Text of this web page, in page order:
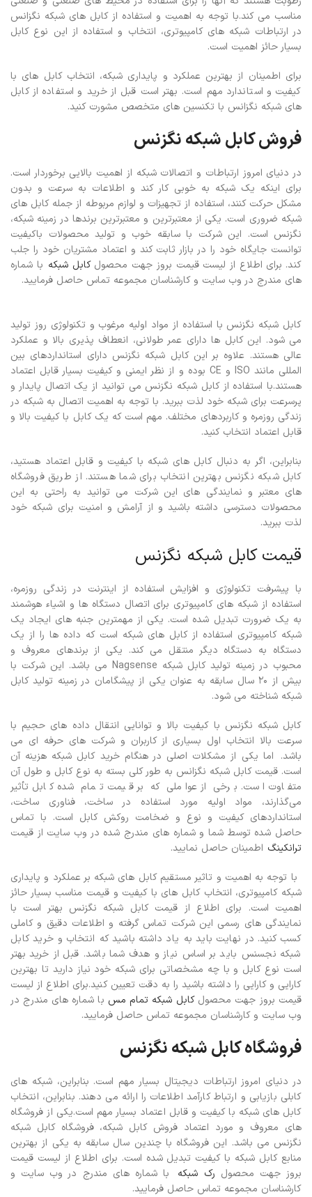
مناسب می کند.با توجه به اهمیت و استفاده از کابل های شبکه نگزانس
در ارتباطات شبکه های کامپیوتری، انتخاب و استفاده از این نوع کابل
بسیار حائز اهمیت است.
برای اطمینان از بهترین عملکرد و پایداری شبکه، انتخاب کابل های با
کیفیت و استاندارد مهم است. بهتر است قبل از خرید و استفاده از کابل
های شبکه نگزانس با تکنسین های متخصص مشورت کنید.
فروش کابل شبکه نگزنس
در دنیای امروز ارتباطات و اتصالات شبکه از اهمیت بالایی برخوردار است.
برای اینکه یک شبکه به خوبی کار کند و اطلاعات به سرعت و بدون
مشکل حرکت کنند، استفاده از تجهیزات و لوازم مربوطه از جمله کابل های
شبکه ضروری است. یکی از معتبرترین و معتبرترین برندها در زمینه شبکه،
نگزنس است. این شرکت با سابقه خوب و تولید محصولات باکیفیت
توانست جایگاه خود را در بازار ثابت کند و اعتماد مشتریان خود را جلب
کند. برای اطلاع از لیست قیمت بروز جهت محصولکابل شبکه با شماره
های مندرج در وب سایت و کارشناسان مجموعه تماس حاصل فرمایید.
کابل شبکه نگزنس با استفاده از مواد اولیه مرغوب و تکنولوژی روز تولید
می شود. این کابل ها دارای عمر طولانی، انعطاف پذیری بالا و عملکرد
عالی هستند. علاوه بر این کابل شبکه نگزنس دارای استانداردهای بین
المللی مانند ISO و CE بوده و از نظر ایمنی و کیفیت بسیار قابل اعتماد
هستند.با استفاده از کابل شبکه نگزنس می توانید از یک اتصال پایدار و
پرسرعت برای شبکه خود لذت ببرید. با توجه به اهمیت اتصال به شبکه در
زندگی روزمره و کاربردهای مختلف. مهم است که یک کابل با کیفیت بالا و
قابل اعتماد انتخاب کنید.
بنابراین، اگر به دنبال کابل های شبکه با کیفیت و قابل اعتماد هستید،
کابل شبکه نگزنس بهترین انتخاب برای شما هستند. از طریق فروشگاه
های معتبر و نمایندگی های این شرکت می توانید به راحتی به این
محصولات دسترسی داشته باشید و از آرامش و امنیت برای شبکه خود
لذت ببرید.
قیمت کابل شبکه نگزنس
با پیشرفت تکنولوژی و افزایش استفاده از اینترنت در زندگی روزمره،
استفاده از شبکه های کامپیوتری برای اتصال دستگاه ها و اشیاء هوشمند
به یک ضرورت تبدیل شده است. یکی از مهمترین جنبه های ایجاد یک
شبکه کامپیوتری استفاده از کابل های شبکه است که داده ها را از یک
دستگاه به دستگاه دیگر منتقل می کند. یکی از برندهای معروف و
محبوب در زمینه تولید کابل شبکه Nagsense می باشد. این شرکت با
بیش از 20 سال سابقه به عنوان یکی از پیشگامان در زمینه تولید کابل
شبکه شناخته می شود.
کابل شبکه نگزنس با کیفیت بالا و توانایی انتقال داده های حجیم با
سرعت بالا انتخاب اول بسیاری از کاربران و شرکت های حرفه ای می
باشد. اما یکی از مشکلات اصلی در هنگام خرید کابل شبکه هزینه آن
است. قیمت کابل شبکه نگزانس به طور کلی بسته به نوع کابل و طول آن
متفاوت است. برخی از عواملی که بر قیمت تمام شده کابل تأثیر
می‌گذارند، مواد اولیه مورد استفاده در ساخت، فناوری ساخت،
استانداردهای کیفیت و نوع و ضخامت روکش کابل است. با تماس
حاصل شده توسط شما و شماره های مندرج شده در وب سایت از قیمت
ترانکینگ اطمینان حاصل نمایید.
با توجه به اهمیت و تاثیر مستقیم کابل های شبکه بر عملکرد و پایداری
شبکه کامپیوتری، انتخاب کابل های با کیفیت و قیمت مناسب بسیار حائز
اهمیت است. برای اطلاع از قیمت کابل شبکه نگزنس بهتر است با
نمایندگی های رسمی این شرکت تماس گرفته و اطلاعات دقیق و کاملی
کسب کنید. در نهایت باید به یاد داشته باشید که انتخاب و خرید کابل
شبکه نجسنس باید بر اساس نیاز و هدف شما باشد. قبل از خرید بهتر
است نوع کابل و با چه مشخصاتی برای شبکه خود نیاز دارید تا بهترین
کارایی و کارایی را داشته باشید را به دقت تعیین کنید.برای اطلاع از لیست
قیمت بروز جهت محصولکابل شبکه تمام مس با شماره های مندرج در
وب سایت و کارشناسان مجموعه تماس حاصل فرمایید.
فروشگاه کابل شبکه نگزنس
در دنیای امروز ارتباطات دیجیتال بسیار مهم است. بنابراین، شبکه های
کابلی بازیابی و ارتباط کارآمد اطلاعات را ارائه می دهند. بنابراین، انتخاب
کابل های شبکه با کیفیت و قابل اعتماد بسیار مهم است.یکی از فروشگاه
های معروف و مورد اعتماد فروش کابل شبکه، فروشگاه کابل شبکه
نگزنس می باشد. این فروشگاه با چندین سال سابقه به یکی از بهترین
منابع کابل شبکه با کیفیت تبدیل شده است. برای اطلاع از لیست قیمت
بروز جهت محصول رک شبکه
با شماره های مندرج در وب سایت و
کارشناسان مجموعه تماس حاصل فرمایید.